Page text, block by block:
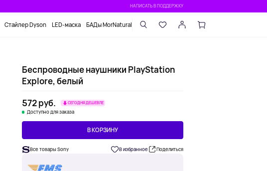
НАПИСАТЬ В ПОДДЕРЖКУ
Стайлер Dyson LED-маска БАДы MorNatural
Беспроводные наушники PlayStation
Explore, белый
572 руб.
СЕГОДНЯ ДЕШЕВЛЕ
Доступно для заказа
В КОРЗИНУ
Все товары Sony В избранное Поделиться